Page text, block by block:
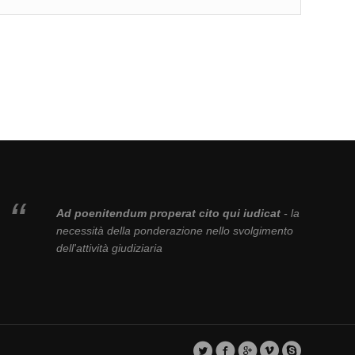
Ad poenitendum properat cito qui iudicat- la
necessità della ponderazione nello svolgimento
dell'attività giudiziaria